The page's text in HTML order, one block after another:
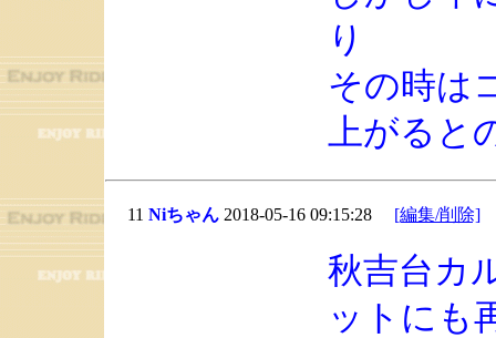
り
その時は
上がると
11 Niちゃん2018-05-16 09:15:28 [編集/削除]
秋吉台カ
ットにも